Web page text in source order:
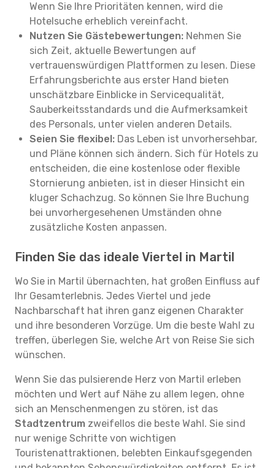
Wenn Sie Ihre Prioritäten kennen, wird die
Hotelsuche erheblich vereinfacht.
Nutzen Sie Gästebewertungen: Nehmen Sie
sich Zeit, aktuelle Bewertungen auf
vertrauenswürdigen Plattformen zu lesen. Diese
Erfahrungsberichte aus erster Hand bieten
unschätzbare Einblicke in Servicequalität,
Sauberkeitsstandards und die Aufmerksamkeit
des Personals, unter vielen anderen Details.
Seien Sie flexibel: Das Leben ist unvorhersehbar,
und Pläne können sich ändern. Sich für Hotels zu
entscheiden, die eine kostenlose oder flexible
Stornierung anbieten, ist in dieser Hinsicht ein
kluger Schachzug. So können Sie Ihre Buchung
bei unvorhergesehenen Umständen ohne
zusätzliche Kosten anpassen.
Finden Sie das ideale Viertel in Martil
Wo Sie in Martil übernachten, hat großen Einfluss auf
Ihr Gesamterlebnis. Jedes Viertel und jede
Nachbarschaft hat ihren ganz eigenen Charakter
und ihre besonderen Vorzüge. Um die beste Wahl zu
treffen, überlegen Sie, welche Art von Reise Sie sich
wünschen.
Wenn Sie das pulsierende Herz von Martil erleben
möchten und Wert auf Nähe zu allem legen, ohne
sich an Menschenmengen zu stören, ist das
Stadtzentrum zweifellos die beste Wahl. Sie sind
nur wenige Schritte von wichtigen
Touristenattraktionen, belebten Einkaufsgegenden